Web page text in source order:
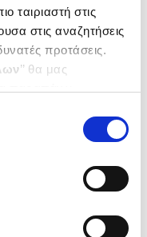
ταιριαστή στις
στις αναζητήσεις
προτάσεις.
’’ θα μας
τα παρακάτω με την
σχετικά με